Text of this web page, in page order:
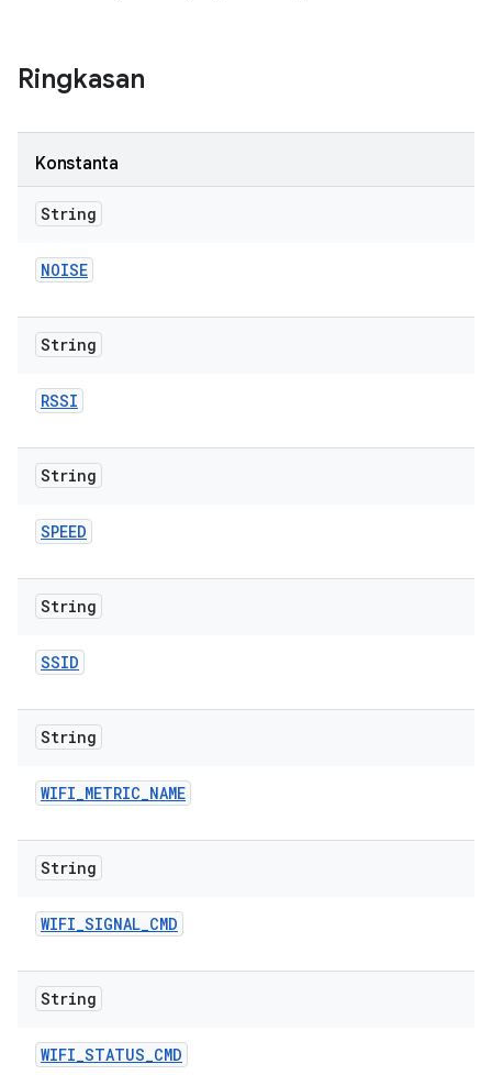
Ringkasan
Konstanta
String
NOISE
String
RSSI
String
SPEED
String
SSID
String
WIFI_METRIC_NAME
String
WIFI_SIGNAL_CMD
String
WIFI_STATUS_CMD